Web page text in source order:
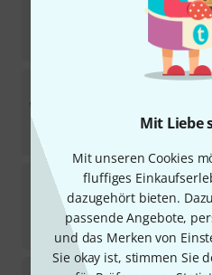
Mit Liebe
Mit unseren Cookies
fluffiges
dazugehört bieten.
passende Angebote,
und das Merken von
Sie okay ist, stimmen Sie
6
In 1–2 Wochen
Precision Devices
In 5–7 Wochen
Precision Devices
2
Auf Anfrage
159€
Precision Devices